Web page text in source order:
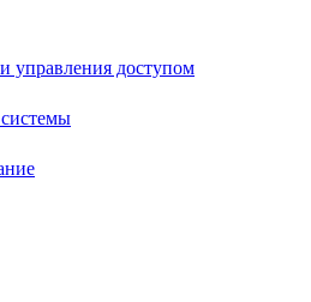
управления доступом